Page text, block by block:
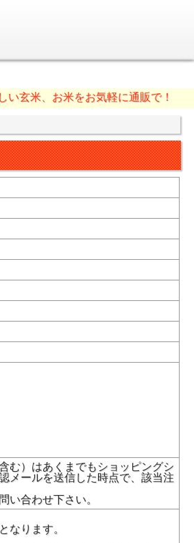
、お米をお気軽に通販で！
む）はあくまでもショッピングシ
メールを送信した時点で、該当注
い合わせ下さい。
なります。